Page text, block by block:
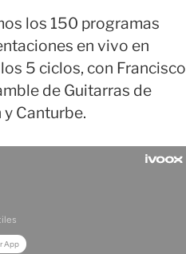
los 150 programas
en vivo en
5 ciclos, con Francisco
de Guitarras de
y Canturbe.